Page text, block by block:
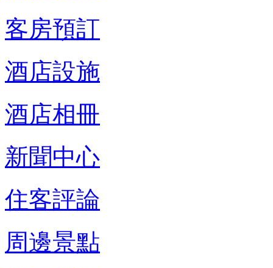
客房預訂
酒店設施
酒店相冊
新聞中心
住客評論
周邊景點